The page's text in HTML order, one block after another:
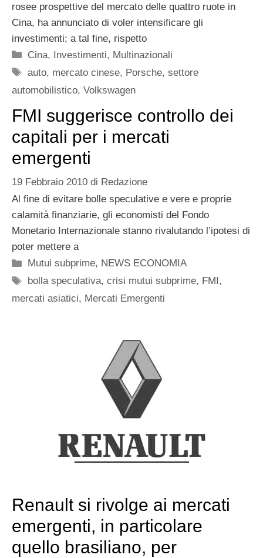
rosee prospettive del mercato delle quattro ruote in
Cina, ha annunciato di voler intensificare gli
investimenti; a tal fine, rispetto
Categorie
Cina, Investimenti, Multinazionali
Tag
auto, mercato cinese, Porsche,settore
automobilistico, Volkswagen
FMI suggerisce controllo dei
capitali per i mercati
emergenti
19 Febbraio 2010 di Redazione
Al fine di evitare bolle speculative e vere e proprie
calamità finanziarie, gli economisti del Fondo
Monetario Internazionale stanno rivalutando l’ipotesi di
poter mettere a
Categorie
Mutui subprime, NEWS ECONOMIA
Tag
bolla speculativa,crisi mutui subprime, FMI ,
mercati asiatici, Mercati Emergenti
Renault si rivolge ai mercati
emergenti, in particolare
quello brasiliano, per